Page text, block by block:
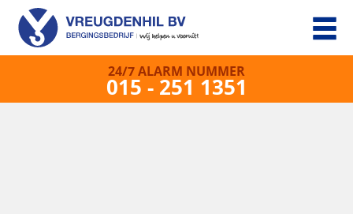
24/7 ALARM NUMMER
015 - 251 1351